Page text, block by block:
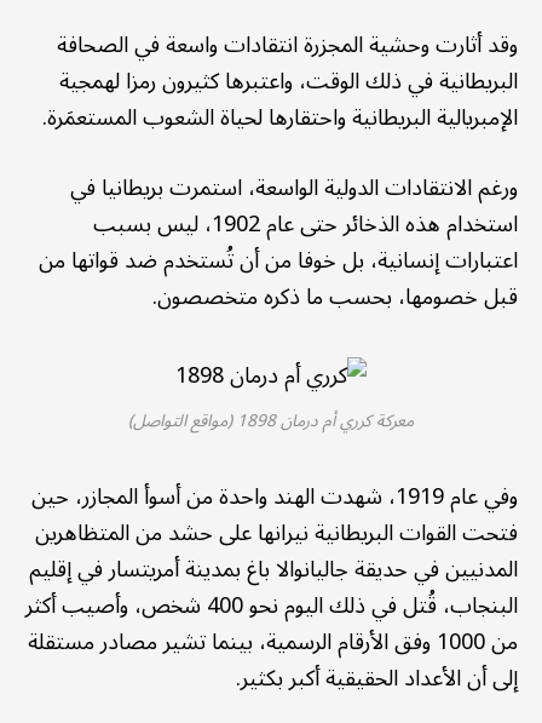
وقد أثارت وحشية المجزرة انتقادات واسعة في الصحافة
البريطانية في ذلك الوقت، واعتبرها كثيرون رمزا لهمجية
الإمبريالية البريطانية واحتقارها لحياة الشعوب المستعمَرة.
ورغم الانتقادات الدولية الواسعة، استمرت بريطانيا في
استخدام هذه الذخائر حتى عام 1902، ليس بسبب
اعتبارات إنسانية، بل خوفا من أن تُستخدم ضد قواتها من
قبل خصومها، بحسب ما ذكره متخصصون.
معركة كرري أم درمان 1898 (مواقع التواصل)
وفي عام 1919، شهدت الهند واحدة من أسوأ المجازر، حين
فتحت القوات البريطانية نيرانها على حشد من المتظاهرين
المدنيين في حديقة جاليانوالا باغ بمدينة أمريتسار في إقليم
البنجاب، قُتل في ذلك اليوم نحو 400 شخص، وأصيب أكثر
من 1000 وفق الأرقام الرسمية، بينما تشير مصادر مستقلة
إلى أن الأعداد الحقيقية أكبر بكثير.